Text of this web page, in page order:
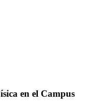
en el Campus